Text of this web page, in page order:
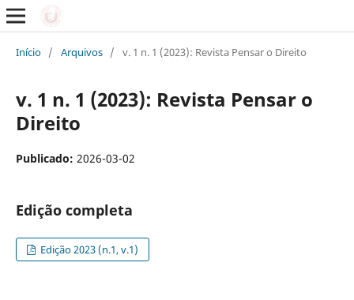
Início / Arquivos / v. 1 n. 1 (2023): Revista Pensar o Direito
v. 1 n. 1 (2023): Revista Pensar o
Direito
Publicado: 2026-03-02
Edição completa
Edição 2023 (n.1, v.1)